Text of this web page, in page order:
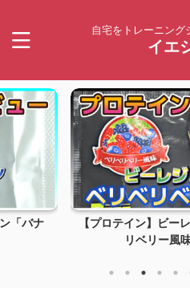
自宅をトレーニング
イエ
「バナ
【プロテイン】ビー
リベリー風